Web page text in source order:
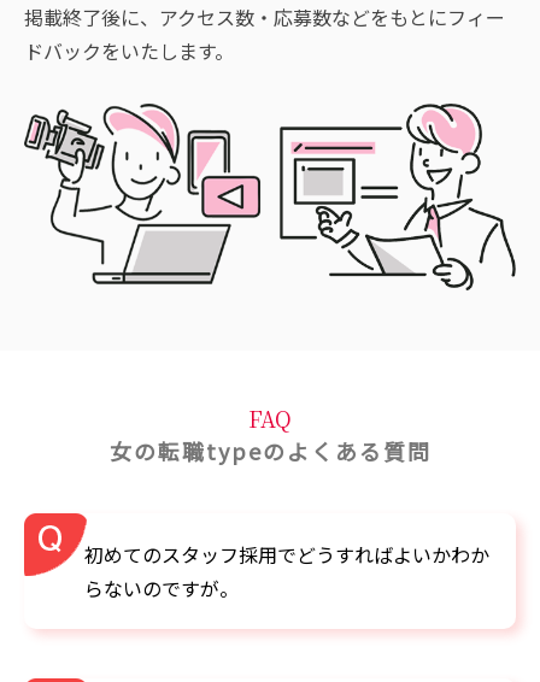
掲載終了後に、アクセス数・応募数などをもとにフィー
ドバックをいたします。
FAQ
女の転職typeのよくある質問
初めてのスタッフ採用でどうすればよいかわか
らないのですが。